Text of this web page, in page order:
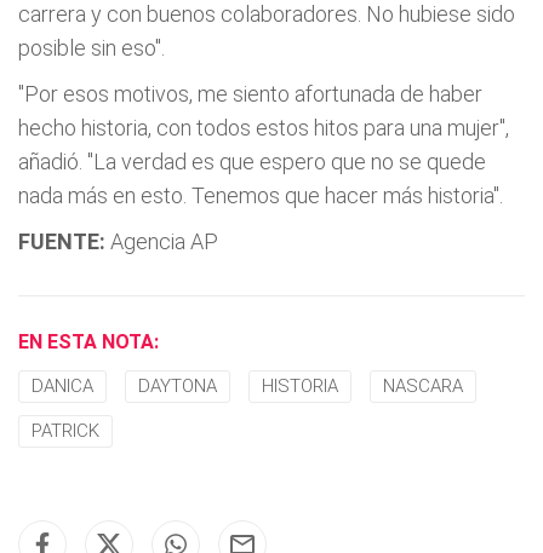
carrera y con buenos colaboradores. No hubiese sido
posible sin eso".
"Por esos motivos, me siento afortunada de haber
hecho historia, con todos estos hitos para una mujer",
añadió. "La verdad es que espero que no se quede
nada más en esto. Tenemos que hacer más historia".
FUENTE: Agencia AP
EN ESTA NOTA:
DANICA DAYTONA HISTORIA NASCARA
PATRICK